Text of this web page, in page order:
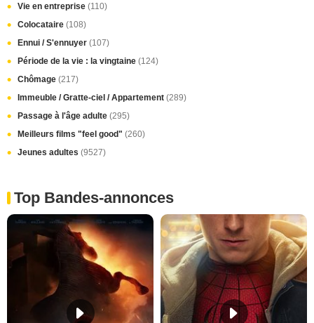
Vie en entreprise (110)
Colocataire (108)
Ennui / S'ennuyer (107)
Période de la vie : la vingtaine (124)
Chômage (217)
Immeuble / Gratte-ciel / Appartement (289)
Passage à l'âge adulte (295)
Meilleurs films "feel good" (260)
Jeunes adultes (9527)
Top Bandes-annonces